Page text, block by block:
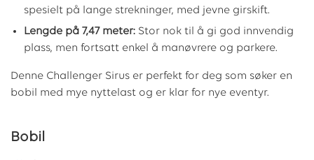
spesielt på lange strekninger, med jevne girskift.
Lengde på 7,47 meter: Stor nok til å gi god innvendig
plass, men fortsatt enkel å manøvrere og parkere.
Denne Challenger Sirus er perfekt for deg som søker en
bobil med mye nyttelast og er klar for nye eventyr.
Bobil